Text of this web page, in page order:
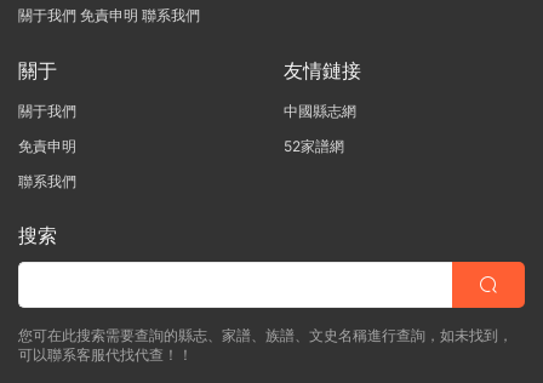
關于我們 免責申明 聯系我們
關于
關于我們
免責申明
聯系我們
友情鏈接
中國縣志網
52家譜網
搜索
您可在此搜索需要查詢的縣志、家譜、族譜、文史名稱進行查詢，如未找到，
可以聯系客服代找代查！！